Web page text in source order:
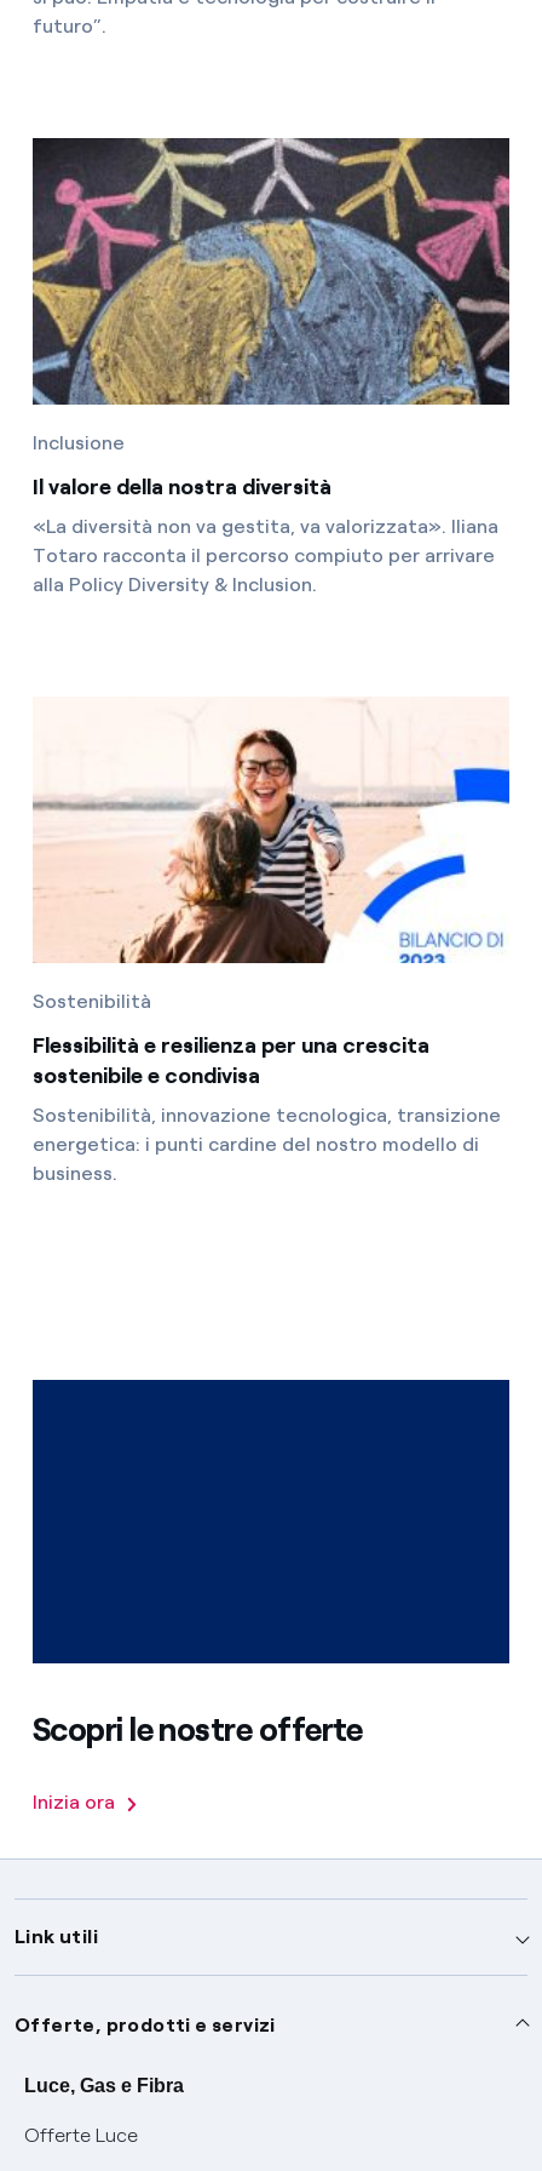
futuro”.
Inclusione
Il valore della nostra diversità
«La diversità non va gestita, va valorizzata». Iliana
Totaro racconta il percorso compiuto per arrivare
alla Policy Diversity & Inclusion.
Sostenibilità
Flessibilità e resilienza per una crescita
sostenibile e condivisa
Sostenibilità, innovazione tecnologica, transizione
energetica: i punti cardine del nostro modello di
business.
Scopri le nostre offerte
Inizia ora
Link utili
Assistenza
Avvisi
SOS luce e gas
Servizi
Offerte, prodotti e servizi
Luce, Gas e Fibra
Offerte Luce